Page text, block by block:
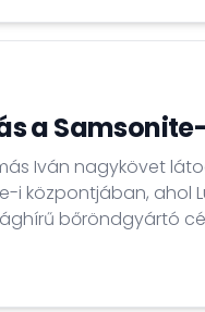
Brüsszeli
a
Iván nagykövet
i központjában, ahol
bőröndgyártó
igazából